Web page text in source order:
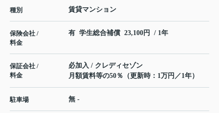
種別 賃貸マンション
保険会社 /
料金
有 学生総合補償 23,100円 / 1年
保証会社 /
料金
必加入 / クレディセゾン
月額賃料等の50％（更新時：1万円／1年）
駐車場 無 -